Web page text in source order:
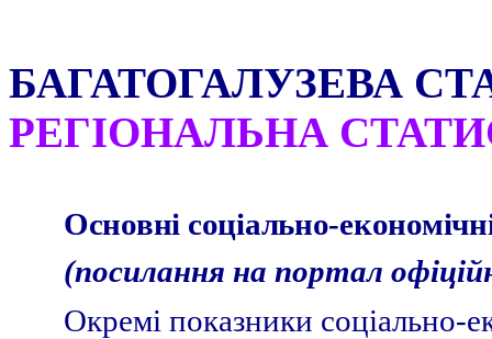
БАГАТОГАЛУЗЕВА
РЕГІОНАЛЬНА
Основні соціально-
(посилання на портал
Окремі показники соціально-